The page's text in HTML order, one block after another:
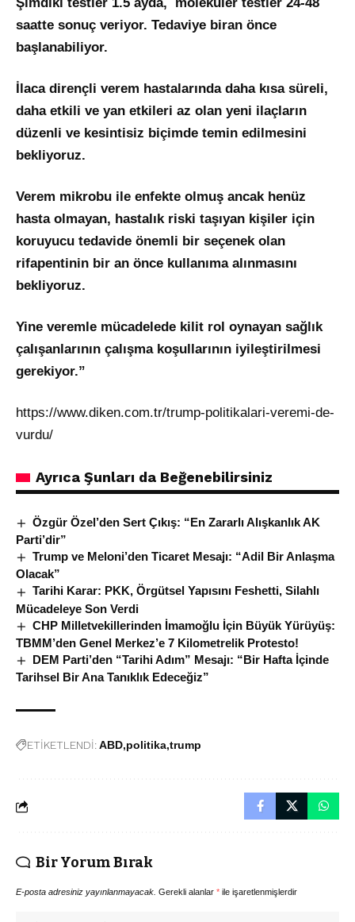
saatte sonuç veriyor. Tedaviye biran önce
başlanabiliyor.
İlaca dirençli verem hastalarında daha kısa süreli,
daha etkili ve yan etkileri az olan yeni ilaçların
düzenli ve kesintisiz biçimde temin edilmesini
bekliyoruz.
Verem mikrobu ile enfekte olmuş ancak henüz
hasta olmayan, hastalık riski taşıyan kişiler için
koruyucu tedavide önemli bir seçenek olan
rifapentinin bir an önce kullanıma alınmasını
bekliyoruz.
Yine veremle mücadelede kilit rol oynayan sağlık
çalışanlarının çalışma koşullarının iyileştirilmesi
gerekiyor.”
https://www.diken.com.tr/trump-politikalari-veremi-de-
vurdu/
Ayrıca Şunları da Beğenebilirsiniz
Özgür Özel’den Sert Çıkış: “En Zararlı Alışkanlık AK
Parti’dir”
Trump ve Meloni’den Ticaret Mesajı: “Adil Bir Anlaşma
Olacak”
Tarihi Karar: PKK, Örgütsel Yapısını Feshetti, Silahlı
Mücadeleye Son Verdi
CHP Milletvekillerinden İmamoğlu İçin Büyük Yürüyüş:
TBMM’den Genel Merkez’e 7 Kilometrelik Protesto!
DEM Parti’den “Tarihi Adım” Mesajı: “Bir Hafta İçinde
Tarihsel Bir Ana Tanıklık Edeceğiz”
ETİKETLENDİ:ABD politika trump
Bir Yorum Bırak
E-posta adresiniz yayınlanmayacak. Gerekli alanlar * ile işaretlenmişlerdir